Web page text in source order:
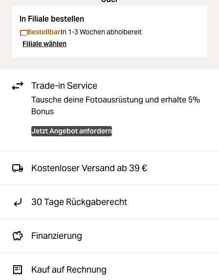
In Filiale bestellen
BestellbarIn 1-3 Wochen abholbereit
Filiale wählen
Trade-in Service
Tausche deine Fotoausrüstung und erhalte 5%
Bonus
Jetzt Angebot anfordern
Kostenloser Versand ab 39 €
30 Tage Rückgaberecht
Finanzierung
Kauf auf Rechnung